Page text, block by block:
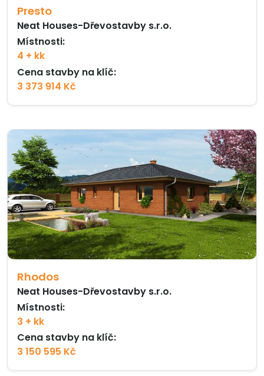
Presto
Neat Houses-Dřevostavby s.r.o.
Místnosti:
4 + kk
Cena stavby na klíč:
3 373 914 Kč
Rhodos
Neat Houses-Dřevostavby s.r.o.
Místnosti:
3 + kk
Cena stavby na klíč:
3 150 595 Kč